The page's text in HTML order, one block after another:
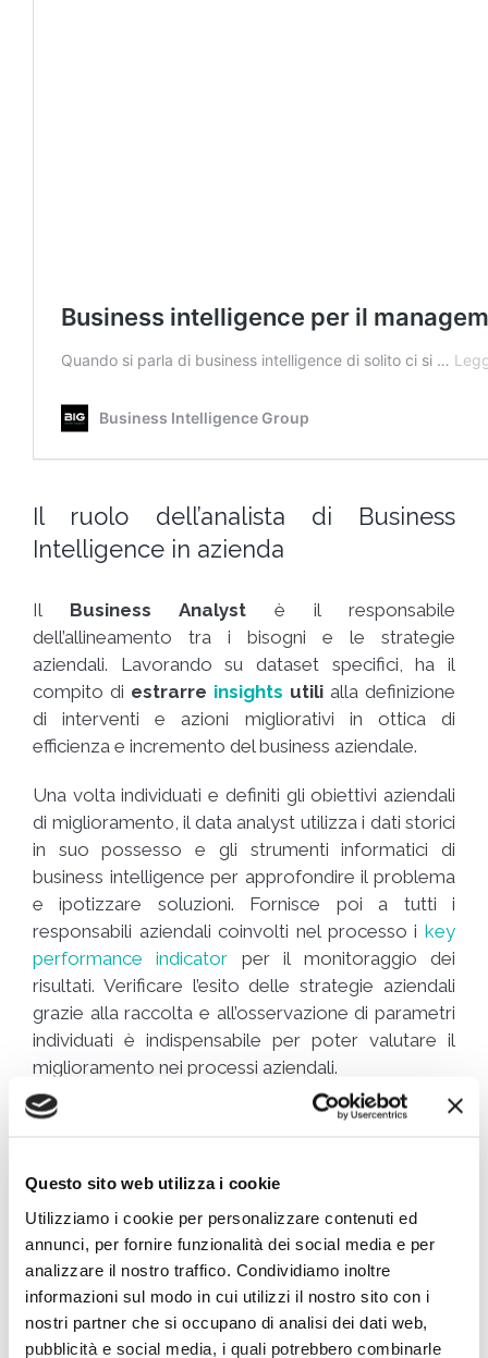
Questo sito web utilizza i cookie
Utilizziamo i cookie per personalizzare contenuti ed
annunci, per fornire funzionalità dei social media e per
analizzare il nostro traffico. Condividiamo inoltre
informazioni sul modo in cui utilizzi il nostro sito con i
nostri partner che si occupano di analisi dei dati web,
pubblicità e social media, i quali potrebbero combinarle
Il ruolo dell’analista di Business
Intelligence in azienda
Il Business Analyst è il responsabile
dell’allineamento tra i bisogni e le strategie
aziendali. Lavorando su dataset specifici, ha il
compito di estrarre insights utili alla definizione
di interventi e azioni migliorativi in ottica di
efficienza e incremento del business aziendale.
Una volta individuati e definiti gli obiettivi aziendali
di miglioramento, il data analyst utilizza i dati storici
in suo possesso e gli strumenti informatici di
business intelligence per approfondire il problema
e ipotizzare soluzioni. Fornisce poi a tutti i
responsabili aziendali coinvolti nel processo i key
performance indicator per il monitoraggio dei
risultati. Verificare l’esito delle strategie aziendali
grazie alla raccolta e all’osservazione di parametri
individuati è indispensabile per poter valutare il
miglioramento nei processi aziendali.
E’ quindi una figura di raccordo tra i manager dei
della progettazione dell’architettura informatica,
dell’implementazione e della produzione di report
dei sistemi di business intelligence.
I settori di impiego dell’analista di
Business Intelligence